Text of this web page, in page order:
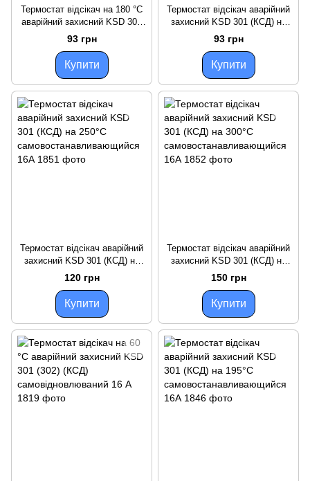
Термостат відсікач на 180 °C
аварійний захисний KSD 301
(302) (КСД)
самовідновлюваний 10 А
93 грн
Купити
Термостат відсікач аварійний
захисний KSD 301 (КСД) на
190°С
самовостанавливающийся
93 грн
Купити
Термостат відсікач аварійний
захисний KSD 301 (КСД) на
250°С
самовостанавливающийся
120 грн
Купити
Термостат відсікач аварійний
захисний KSD 301 (КСД) на
300°С
самовостанавливающийся
150 грн
Купити